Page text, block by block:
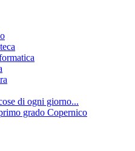
di ogni giorno...
grado Copernico